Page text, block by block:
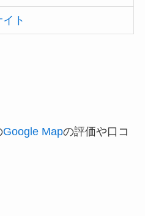
ト
Google Mapの評価や口コ